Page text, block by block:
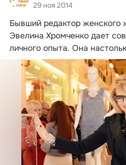
29 ноя 2014
Бывший редактор женского
Эвелина Хромченко дает
личного опыта. Она